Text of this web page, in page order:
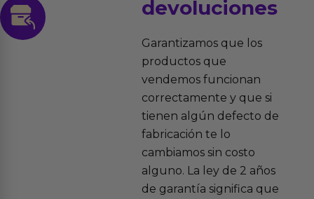
devoluciones
Garantizamos que los
productos que
vendemos funcionan
correctamente y que si
tienen algún defecto de
fabricación te lo
cambiamos sin costo
alguno. La ley de 2 años
de garantía significa que